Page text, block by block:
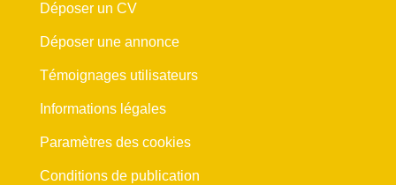
Déposer un CV
Déposer une annonce
Témoignages utilisateurs
Informations légales
Paramètres des cookies
Conditions de publication